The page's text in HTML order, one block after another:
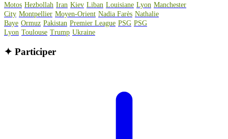
Motos Hezbollah Iran Kiev Liban Louisiane Lyon Manchester
City Montpellier Moyen-Orient Nadia Farès Nathalie
Baye Ormuz Pakistan Premier League PSG PSG
Lyon Toulouse Trump Ukraine
✦ Participer